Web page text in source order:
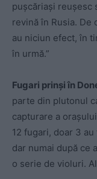
pușcăriași reușesc
revină în Rusia.
au niciun efect, în
în urmă.”
Fugari prinși în
parte din plutonul
capturare a
12 fugari, doar 3
dar numai după ce
o serie de violuri.